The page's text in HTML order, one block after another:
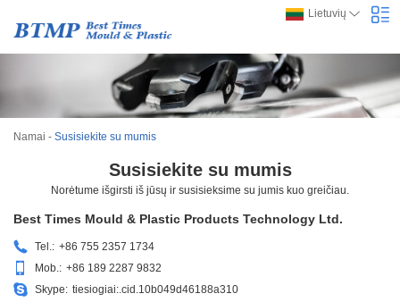
Lietuvių
Namai - Susisiekite su mumis
Susisiekite su mumis
Norėtume išgirsti iš jūsų ir susisieksime su jumis kuo greičiau.
Best Times Mould & Plastic Products Technology Ltd.
Tel.: +86 755 2357 1734
Mob.: +86 189 2287 9832
Skype: tiesiogiai:.cid.10b049d46188a310